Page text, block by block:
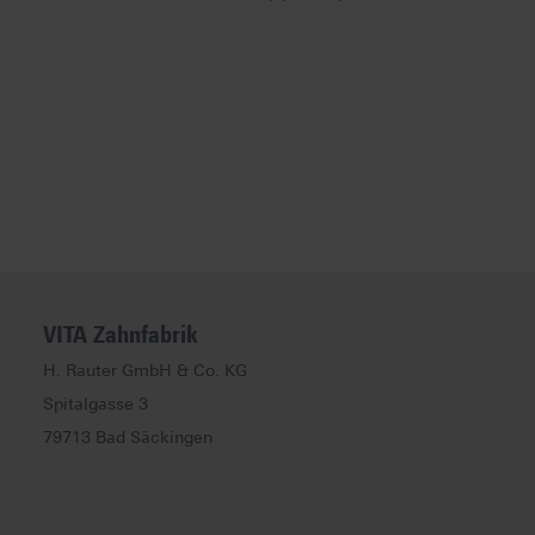
VITA Zahnfabrik
H. Rauter GmbH & Co. KG
Spitalgasse 3
79713 Bad Säckingen